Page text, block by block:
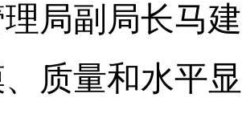
局副局长马
质量和水平